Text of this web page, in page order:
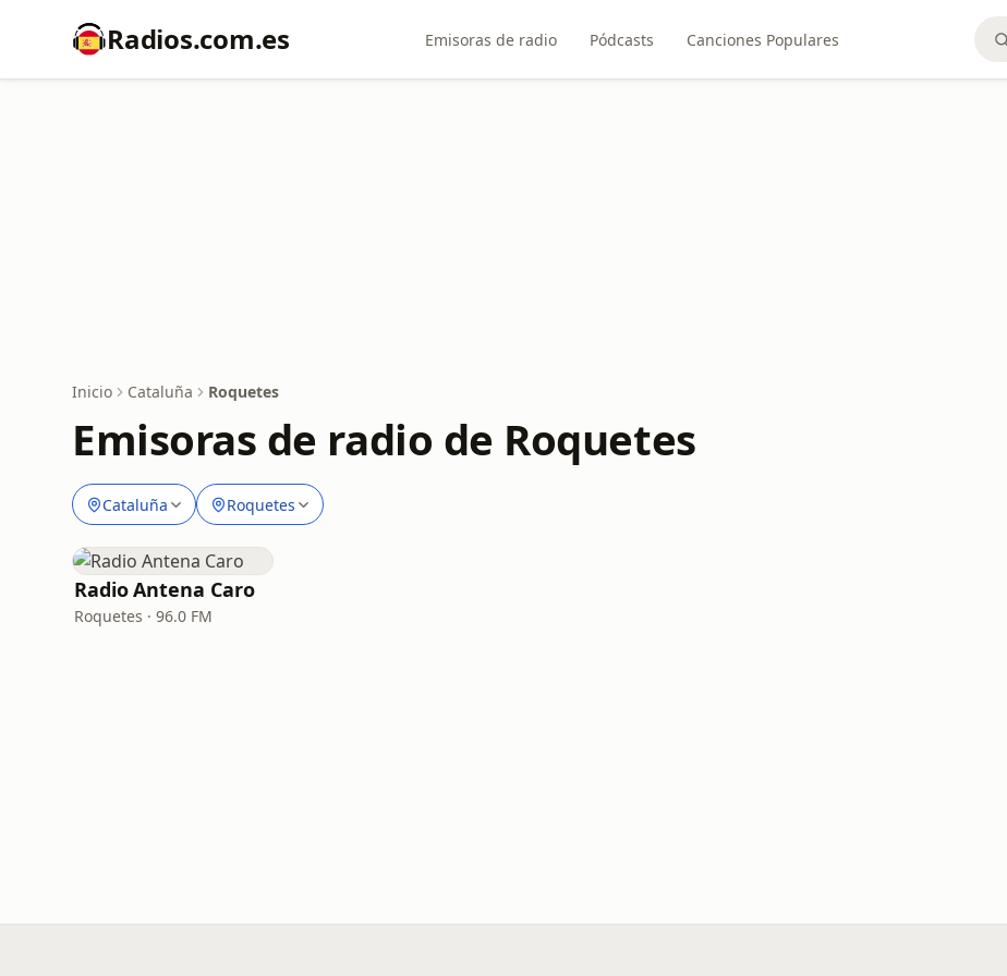
Radios.com.es Emisoras de radio Pódcasts Canciones Populares
Inicio Cataluña Roquetes
Emisoras de radio de Roquetes
Cataluña Roquetes
Radio Antena Caro
Roquetes · 96.0 FM